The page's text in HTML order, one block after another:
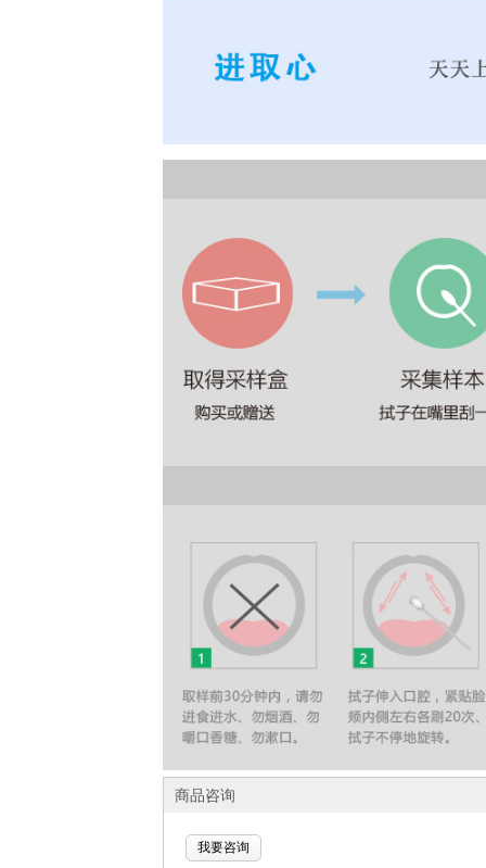
商品咨询
我要咨询